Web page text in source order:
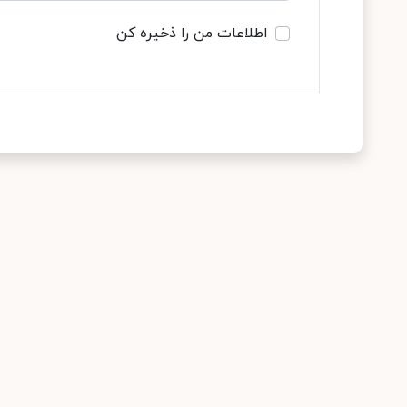
اطلاعات من را ذخیره کن